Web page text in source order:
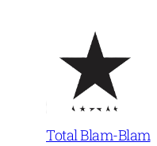
contenu
Total Blam-Blam